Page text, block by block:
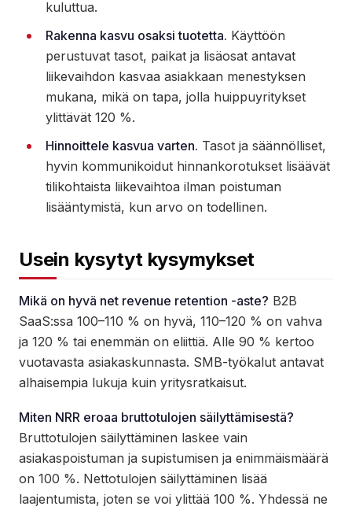
kuluttua.
Rakenna kasvu osaksi tuotetta. Käyttöön
perustuvat tasot, paikat ja lisäosat antavat
liikevaihdon kasvaa asiakkaan menestyksen
mukana, mikä on tapa, jolla huippuyritykset
ylittävät 120 %.
Hinnoittele kasvua varten. Tasot ja säännölliset,
hyvin kommunikoidut hinnankorotukset lisäävät
tilikohtaista liikevaihtoa ilman poistuman
lisääntymistä, kun arvo on todellinen.
Usein kysytyt kysymykset
Mikä on hyvä net revenue retention -aste? B2B
SaaS:ssa 100–110 % on hyvä, 110–120 % on vahva
ja 120 % tai enemmän on eliittiä. Alle 90 % kertoo
vuotavasta asiakaskunnasta. SMB-työkalut antavat
alhaisempia lukuja kuin yritysratkaisut.
Miten NRR eroaa bruttotulojen säilyttämisestä?
Bruttotulojen säilyttäminen laskee vain
asiakaspoistuman ja supistumisen ja enimmäismäärä
on 100 %. Nettotulojen säilyttäminen lisää
laajentumista, joten se voi ylittää 100 %. Yhdessä ne